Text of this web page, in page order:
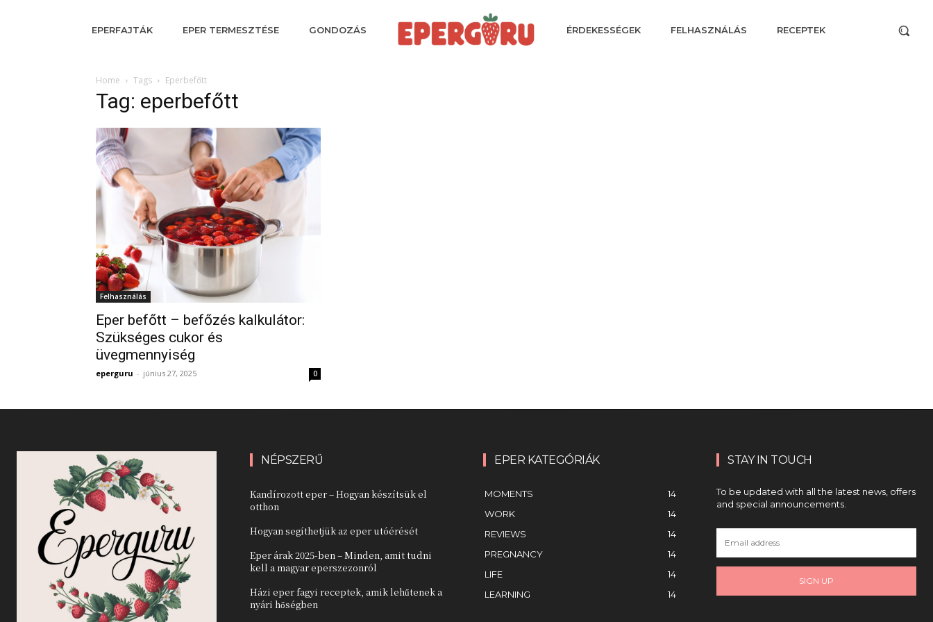
EPERFAJTÁK EPER TERMESZTÉSE GONDOZÁS ÉRDEKESSÉGEK FELHASZNÁLÁS RECEPTEK
Home Tags Eperbefőtt
Tag: eperbefőtt
Felhasználás
Eper befőtt – befőzés kalkulátor:
Szükséges cukor és
üvegmennyiség
eperguru - június 27, 2025 0
NÉPSZERŰ
Kandírozott eper – Hogyan készítsük el
otthon
Hogyan segíthetjük az eper utóérését
Eper árak 2025-ben – Minden, amit tudni
kell a magyar eperszezonról
Házi eper fagyi receptek, amik lehűtenek a
nyári hőségben
EPER KATEGÓRIÁK
MOMENTS
14
WORK
14
REVIEWS
14
PREGNANCY
14
LIFE
14
LEARNING
14
STAY IN TOUCH
To be updated with all the latest news, offers
and special announcements.
SIGN UP